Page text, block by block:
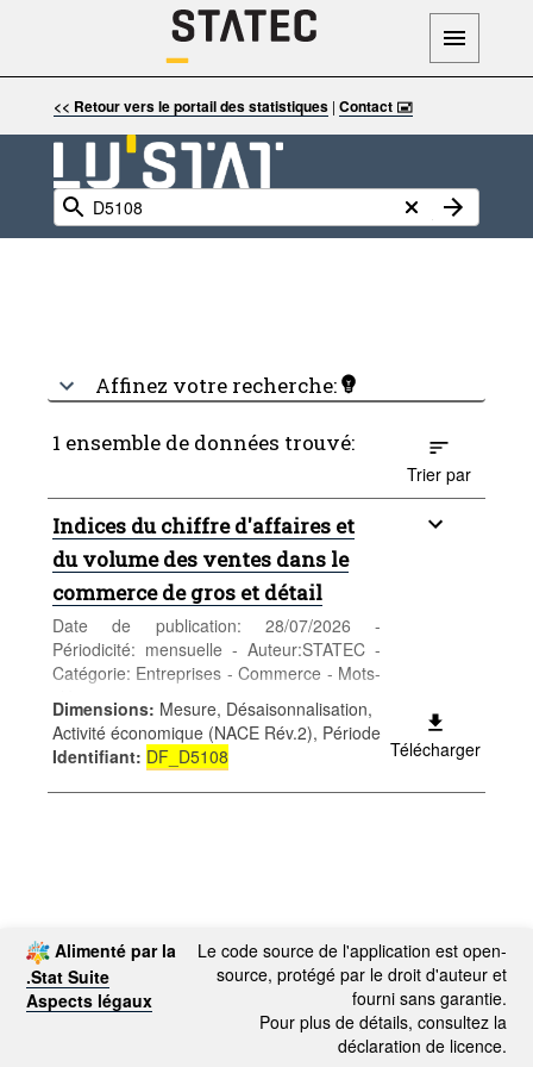
<< Retour vers le portail des statistiques| Contact 🖃
Affinez votre recherche:
1 ensemble de données trouvé:
Trier par
Indices du chiffre d'affaires et
du volume des ventes dans le
commerce de gros et détail
Date de publication: 28/07/2026 -
Périodicité: mensuelle - Auteur:STATEC -
Catégorie: Entreprises - Commerce - Mots-
clés: commerce
Dimensions: Mesure, Désaisonnalisation,
Activité économique (NACE Rév.2), Période
Identifiant: DF_D5108 Télécharger
Alimenté par la
.Stat Suite
Aspects légaux
Le code source de l'application est open-
source, protégé par le droit d'auteur et
fourni sans garantie.
Pour plus de détails, consultez la
déclaration de licence.